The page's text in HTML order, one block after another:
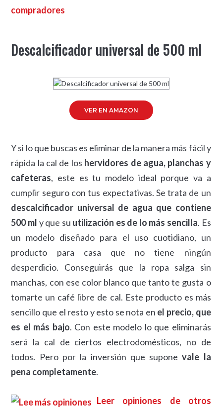
compradores
Descalcificador universal de 500 ml
VER EN AMAZON
Y si lo que buscas es eliminar de la manera más fácil y
rápida la cal de los hervidores de agua, planchas y
cafeteras, este es tu modelo ideal porque va a
cumplir seguro con tus expectativas. Se trata de un
descalcificador universal de agua que contiene
500 ml y que su utilización es de lo más sencilla. Es
un modelo diseñado para el uso cuotidiano, un
producto para casa que no tiene ningún
desperdicio. Conseguirás que la ropa salga sin
manchas, con ese color blanco que tanto te gusta o
tomarte un café libre de cal. Este producto es más
sencillo que el resto y esto se nota en el precio, que
es el más bajo. Con este modelo lo que eliminarás
será la cal de ciertos electrodomésticos, no de
todos. Pero por la inversión que suponevale la
pena completamente.
Leer opiniones de otros